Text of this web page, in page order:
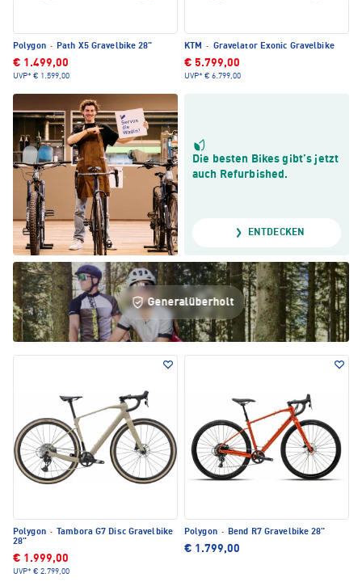
Polygon · Path X5 Gravelbike 28"
€ 1.499,00
UVP* € 1.599,00
KTM · Gravelator Exonic Gravelbike
€ 5.799,00
UVP* € 6.799,00
Polygon ·
Tambora G7 Disc Gravelbike
28"
€ 1.999,00
UVP* € 2.799,00
Polygon · Bend R7 Gravelbike 28"
€ 1.799,00
Die besten Bikes gibt’s jetzt
auch Refurbished.
ENTDECKEN
Generalüberholt